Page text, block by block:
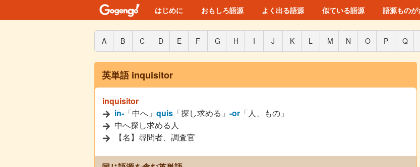
はじめに おもしろ語源 よく出る語源 似ている語源 語源ものが
A B C D E F G H I J K L M N O P Q
英単語 inquisitor
inquisitor
in- 「中へ」 quis 「探し求める」 -or 「人、もの」
中へ探し求める人
【名】尋問者、調査官